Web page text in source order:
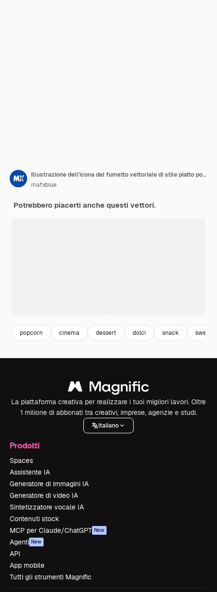
Illustrazione dell'icona del fumetto vettoriale di stile piatto popcorn per il cibo di mais da gustare mentre si guardano i video
mafxblue
Potrebbero piacerti anche questi vettori.
popcorn cinema dessert dolci snack sweet
La piattaforma creativa per realizzare i tuoi migliori lavori. Oltre
1 milione di abbonati tra creativi, imprese, agenzie e studi.
Italiano
Prodotti
Spaces
Assistente IA
Generatore di immagini IA
Generatore di video IA
Sintetizzatore vocale IA
Contenuti stock
MCP per Claude/ChatGPT New
Agenti New
API
App mobile
Tutti gli strumenti Magnific